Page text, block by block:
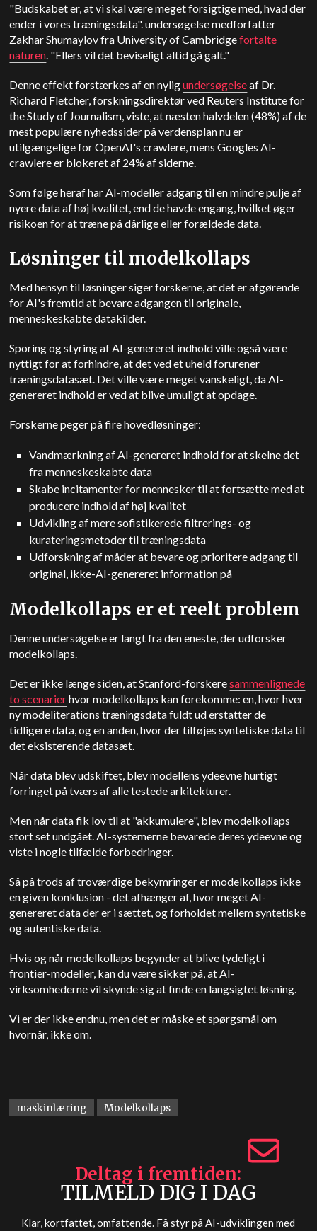
"Budskabet er, at vi skal være meget forsigtige med, hvad der
ender i vores træningsdata".undersøgelsemedforfatter
Zakhar Shumaylov fra University of Cambridgefortalte
naturen. "Ellers vil det beviseligt altid gå galt."
Denne effekt forstærkes af en nyligundersøgelseaf Dr.
Richard Fletcher, forskningsdirektør ved Reuters Institute for
the Study of Journalism, viste, at næsten halvdelen (48%) af de
mest populære nyhedssider på verdensplan nu er
utilgængelige for OpenAI's crawlere, mens Googles AI-
crawlere er blokeret af 24% af siderne.
Som følge heraf har AI-modeller adgang til en mindre pulje af
nyere data af høj kvalitet, end de havde engang, hvilket øger
risikoen for at træne på dårlige eller forældede data.
Løsninger til modelkollaps
Med hensyn til løsninger siger forskerne, at det er afgørende
for AI's fremtid at bevare adgangen til originale,
menneskeskabte datakilder.
Sporing og styring af AI-genereret indhold ville også være
nyttigt for at forhindre, at det ved et uheld forurener
træningsdatasæt. Det ville være meget vanskeligt, da AI-
genereret indhold er ved at blive umuligt at opdage.
Forskerne peger på fire hovedløsninger:
Vandmærkning af AI-genereret indhold for at skelne det
fra menneskeskabte data
Skabe incitamenter for mennesker til at fortsætte med at
producere indhold af høj kvalitet
Udvikling af mere sofistikerede filtrerings- og
kurateringsmetoder til træningsdata
Udforskning af måder at bevare og prioritere adgang til
original, ikke-AI-genereret information på
Modelkollaps er et reelt problem
Denne undersøgelse er langt fra den eneste, der udforsker
modelkollaps.
Det er ikke længe siden, at Stanford-forskeresammenlignede
to scenarierhvor modelkollaps kan forekomme: en, hvor hver
ny modeliterations træningsdata fuldt ud erstatter de
tidligere data, og en anden, hvor der tilføjes syntetiske data til
det eksisterende datasæt.
Når data blev udskiftet, blev modellens ydeevne hurtigt
forringet på tværs af alle testede arkitekturer.
Men når data fik lov til at "akkumulere", blev modelkollaps
stort set undgået. AI-systemerne bevarede deres ydeevne og
viste i nogle tilfælde forbedringer.
Så på trods af troværdige bekymringer er modelkollaps ikke
en given konklusion - det afhænger af, hvor meget AI-
genereret data der er i sættet, og forholdet mellem syntetiske
og autentiske data.
Hvis og når modelkollaps begynder at blive tydeligt i
frontier-modeller, kan du være sikker på, at AI-
virksomhederne vil skynde sig at finde en langsigtet løsning.
Vi er der ikke endnu, men det er måske et spørgsmål om
hvornår, ikke om.
maskinlæring Modelkollaps
Deltag i fremtiden
TILMELD DIG I DAG
Klar, kortfattet, omfattende. Få styr på AI-udviklingen med